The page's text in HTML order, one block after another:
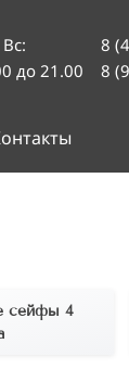
:
до 21.00
8
8
сейфы 4